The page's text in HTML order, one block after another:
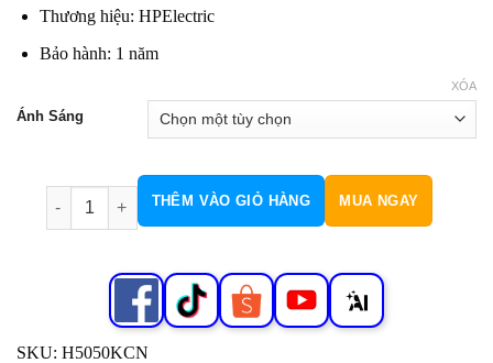
Thương hiệu: HPElectric
Bảo hành: 1 năm
Ánh Sáng
XÓA
Led Dán H5050KCN số lượng
THÊM VÀO GIỎ HÀNG MUA NGAY
SKU: H5050KCN